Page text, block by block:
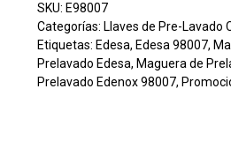
SKU: E98007
Categorías: Llaves de Pre-Lavado
Etiquetas: Edesa, Edesa 98007,
Prelavado Edesa, Maguera de
Prelavado Edenox 98007,